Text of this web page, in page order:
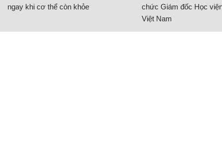
ngay khi cơ thể còn khỏe
chức Giám đốc Học
Việt Nam